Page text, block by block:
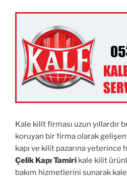
Kale kilit firması uzun yıllardır
koruyan bir firma olarak
kapı ve kilit pazarına yeterince
Çelik Kapı Tamiri kale kilit
bakım hizmetlerini sunarak